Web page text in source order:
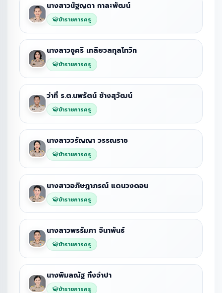
นางสาวนัฐญดา กาละพัฒน์
ข้าราชการครู
นางสาวชูศรี เกลียวสกุลโกวิท
ข้าราชการครู
ว่าที่ ร.ต.นพรัตน์ ช้างสุวัฒน์
ข้าราชการครู
นางสาววรัญญา วรรณราช
ข้าราชการครู
นางสาวอภิษฏาภรณ์ แดนวงดอน
ข้าราชการครู
นางสาวพรรัมภา จินาพันธ์
ข้าราชการครู
นางพิมลณัฐ กิ่งจำปา
ข้าราชการครู